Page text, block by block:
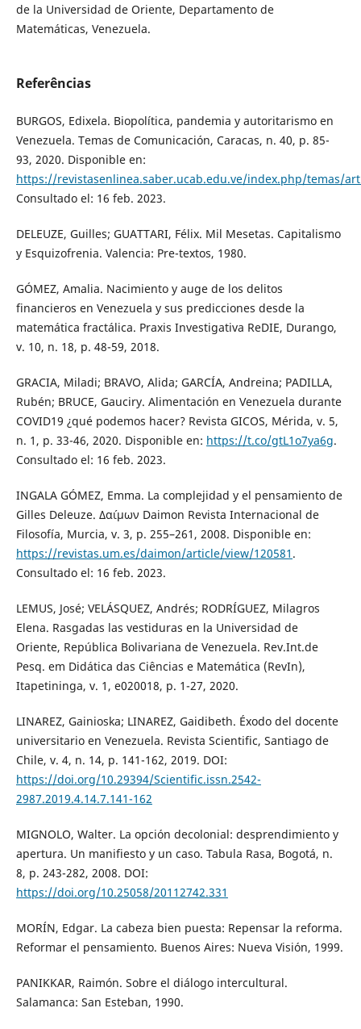
de la Universidad de Oriente, Departamento de
Matemáticas, Venezuela.
Referências
BURGOS, Edixela. Biopolítica, pandemia y autoritarismo en
Venezuela. Temas de Comunicación, Caracas, n. 40, p. 85-
93, 2020. Disponible en:
https://revistasenlinea.saber.ucab.edu.ve/index.php/temas/
Consultado el: 16 feb. 2023.
DELEUZE, Guilles; GUATTARI, Félix. Mil Mesetas. Capitalismo
y Esquizofrenia. Valencia: Pre-textos, 1980.
GÓMEZ, Amalia. Nacimiento y auge de los delitos
financieros en Venezuela y sus predicciones desde la
matemática fractálica. Praxis Investigativa ReDIE, Durango,
v. 10, n. 18, p. 48-59, 2018.
GRACIA, Miladi; BRAVO, Alida; GARCÍA, Andreina; PADILLA,
Rubén; BRUCE, Gauciry. Alimentación en Venezuela durante
COVID19 ¿qué podemos hacer? Revista GICOS, Mérida, v. 5,
n. 1, p. 33-46, 2020. Disponible en: https://t.co/gtL1o7ya6g.
Consultado el: 16 feb. 2023.
INGALA GÓMEZ, Emma. La complejidad y el pensamiento de
Gilles Deleuze. Δα´ιμων Daimon Revista Internacional de
Filosofía, Murcia, v. 3, p. 255–261, 2008. Disponible en:
https://revistas.um.es/daimon/article/view/120581 .
Consultado el: 16 feb. 2023.
LEMUS, José; VELÁSQUEZ, Andrés; RODRÍGUEZ, Milagros
Elena. Rasgadas las vestiduras en la Universidad de
Oriente, República Bolivariana de Venezuela. Rev.Int.de
Pesq. em Didática das Ciências e Matemática (RevIn),
Itapetininga, v. 1, e020018, p. 1-27, 2020.
LINAREZ, Gainioska; LINAREZ, Gaidibeth. Éxodo del docente
universitario en Venezuela. Revista Scientific, Santiago de
Chile, v. 4, n. 14, p. 141-162, 2019. DOI:
https://doi.org/10.29394/Scientific.issn.2542-
2987.2019.4.14.7.141-162
MIGNOLO, Walter. La opción decolonial: desprendimiento y
apertura. Un manifiesto y un caso. Tabula Rasa, Bogotá, n.
8, p. 243-282, 2008. DOI:
https://doi.org/10.25058/20112742.331
MORÍN, Edgar. La cabeza bien puesta: Repensar la reforma.
Reformar el pensamiento. Buenos Aires: Nueva Visión, 1999.
PANIKKAR, Raimón. Sobre el diálogo intercultural.
Salamanca: San Esteban, 1990.